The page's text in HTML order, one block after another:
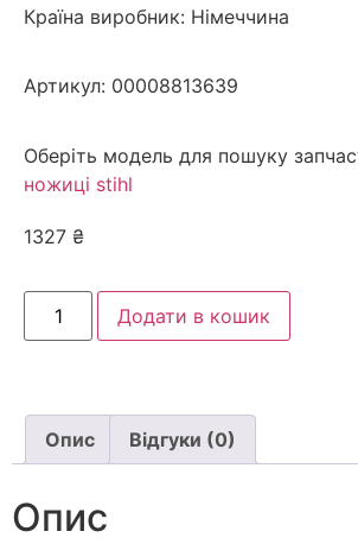
Країна виробник: Німеччина
Артикул: 00008813639
Оберіть модель для пошуку
ножиці stihl
1327 ₴
Додати в кошик
Опис Відгуки (0)
Опис